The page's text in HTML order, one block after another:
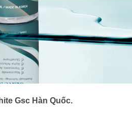
Gsc Hàn Quốc.